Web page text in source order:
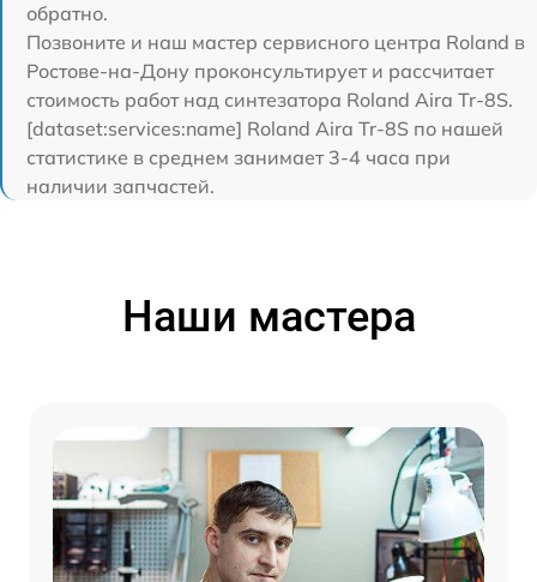
обратно.
Позвоните и наш мастер сервисного центра Roland в
Ростове-на-Дону проконсультирует и рассчитает
стоимость работ над синтезатора Roland Aira Tr-8S.
[dataset:services:name] Roland Aira Tr-8S по нашей
статистике в среднем занимает 3-4 часа при
наличии запчастей.
Наши мастера